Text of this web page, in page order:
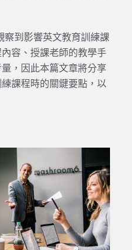
察到影響英文教育訓練課
容、授課老師的教學手
，因此本篇文章將分享
課程時的關鍵要點，以